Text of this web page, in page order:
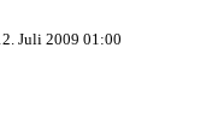
Juli 2009 01:00